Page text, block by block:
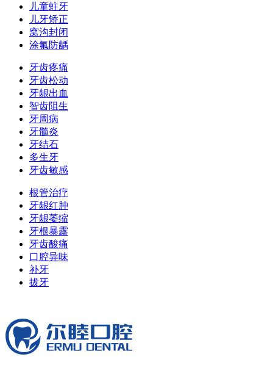
儿童蛀牙
儿牙矫正
窝沟封闭
涂氟防龋
牙齿疼痛
牙齿松动
牙龈出血
智齿阻生
牙周病
牙髓炎
牙结石
多生牙
牙齿敏感
根管治疗
牙龈红肿
牙龈萎缩
牙根暴露
牙齿酸痛
口腔异味
补牙
拔牙